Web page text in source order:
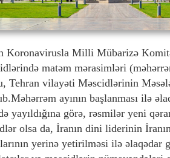
Koronavirusla Milli Mübarizə
matəm mərasimləri
Tehran vilayəti Məscidlərinin
ayının başlanması ilə
yayıldığına görə, rəsmilər yeni
olsa da, İranın dini liderinin
yerinə yetirilməsi ilə əlaqədar